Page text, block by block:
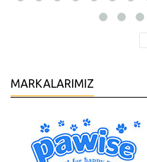
MARKALARIMIZ